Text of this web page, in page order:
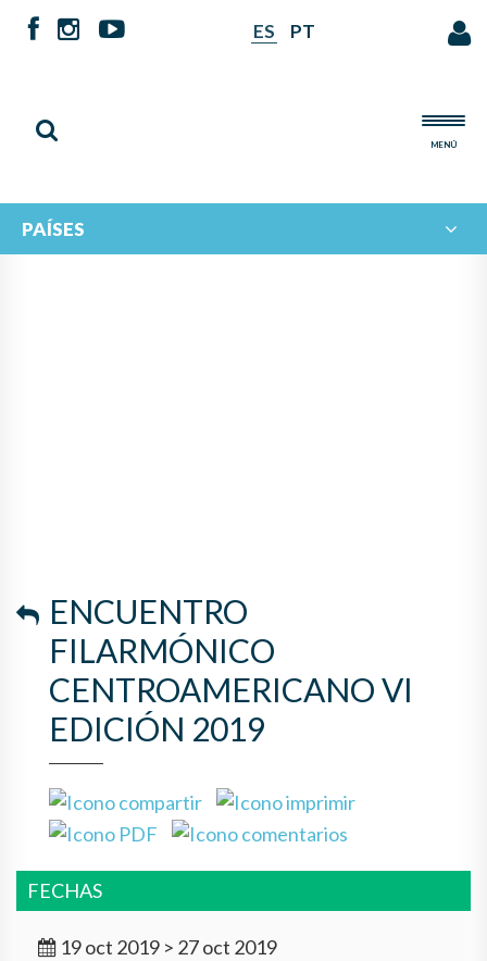
ES PT
MENÚ
PAÍSES
ENCUENTRO
FILARMÓNICO
CENTROAMERICANO VI
EDICIÓN 2019
FECHAS
19 oct 2019 > 27 oct 2019